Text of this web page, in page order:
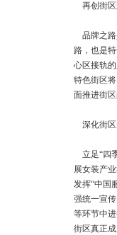
再创街区
品牌之路
路，也是
心区接轨
特色街区
面推进街区
深化街区
立足“四
展女装产
发挥“中国
强统一宣
等环节中
街区真正